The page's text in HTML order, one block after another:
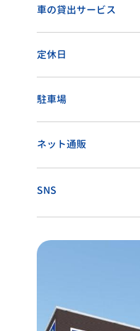
車の貸出サービス
定休日
駐車場
ネット通販
SNS